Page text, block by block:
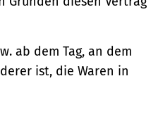
ab dem Tag, an dem
ist, die Waren in